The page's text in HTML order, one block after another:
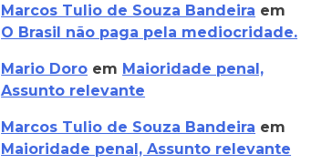
Marcos Tulio de Souza Bandeira em
O Brasil não paga pela mediocridade.
Mario Doro em Maioridade penal,
Assunto relevante
Marcos Tulio de Souza Bandeira em
Maioridade penal, Assunto relevante